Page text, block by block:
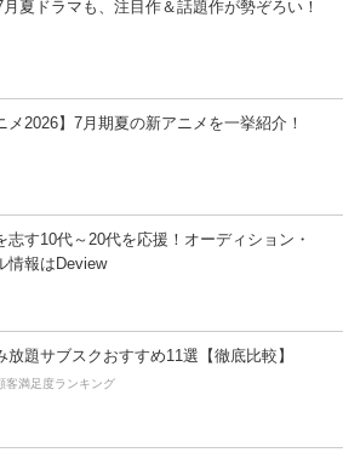
夏ドラマも、注目作＆話題作が勢ぞろい！
メ2026】7月期夏の新アニメを一挙紹介！
志す10代～20代を応援！オーディション・
情報はDeview
放題サブスクおすすめ11選【徹底比較】
客満足度ランキング